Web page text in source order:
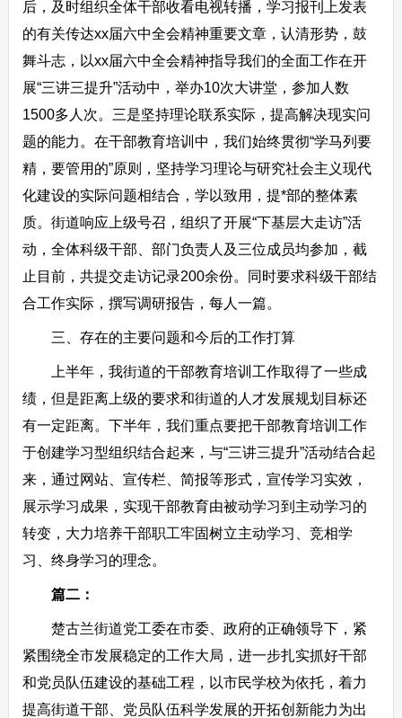
后，及时组织全体干部收看电视转播，学习报刊上发表
的有关传达xx届六中全会精神重要文章，认清形势，鼓
舞斗志，以xx届六中全会精神指导我们的全面工作在开
展“三讲三提升”活动中，举办10次大讲堂，参加人数
1500多人次。三是坚持理论联系实际，提高解决现实问
题的能力。在干部教育培训中，我们始终贯彻“学马列要
精，要管用的”原则，坚持学习理论与研究社会主义现代
化建设的实际问题相结合，学以致用，提*部的整体素
质。街道响应上级号召，组织了开展“下基层大走访”活
动，全体科级干部、部门负责人及三位成员均参加，截
止目前，共提交走访记录200余份。同时要求科级干部结
合工作实际，撰写调研报告，每人一篇。
三、存在的主要问题和今后的工作打算
上半年，我街道的干部教育培训工作取得了一些成
绩，但是距离上级的要求和街道的人才发展规划目标还
有一定距离。下半年，我们重点要把干部教育培训工作
于创建学习型组织结合起来，与“三讲三提升”活动结合起
来，通过网站、宣传栏、简报等形式，宣传学习实效，
展示学习成果，实现干部教育由被动学习到主动学习的
转变，大力培养干部职工牢固树立主动学习、竞相学
习、终身学习的理念。
篇二：
楚古兰街道党工委在市委、政府的正确领导下，紧
紧围绕全市发展稳定的工作大局，进一步扎实抓好干部
和党员队伍建设的基础工程，以市民学校为依托，着力
提高街道干部、党员队伍科学发展的开拓创新能力为出